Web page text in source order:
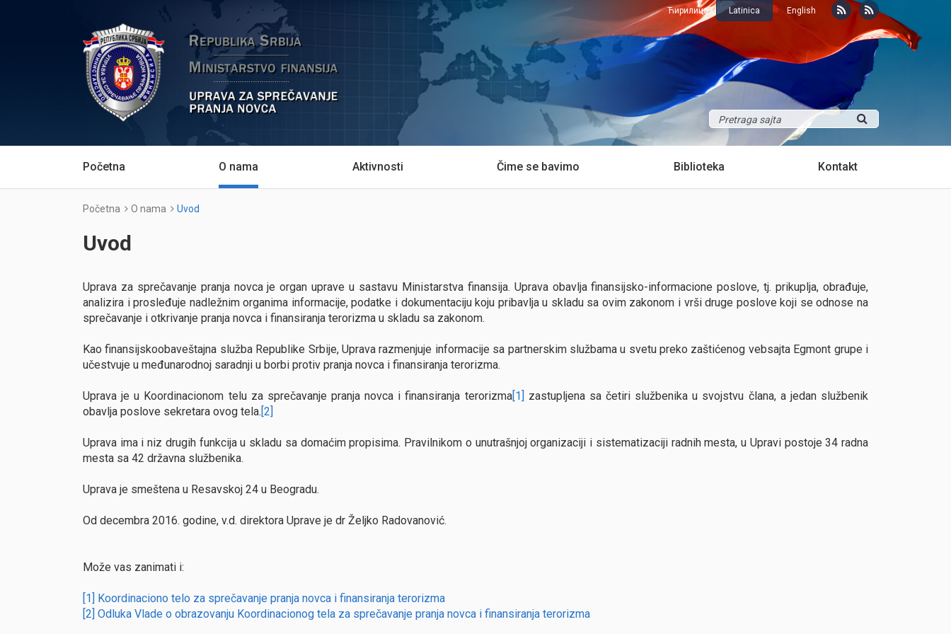
Ћирилица Latinica English
Početna O nama Aktivnosti Čime se bavimo Biblioteka Kontakt
Početna O nama Uvod
Uvod
Uprava za sprečavanje pranja novca je organ uprave u sastavu Ministarstva finansija. Uprava obavlja finansijsko-informacione poslove, tj. prikuplja, obrađuje,
analizira i prosleđuje nadležnim organima informacije, podatke i dokumentaciju koju pribavlja u skladu sa ovim zakonom i vrši druge poslove koji se odnose na
sprečavanje i otkrivanje pranja novca i finansiranja terorizma u skladu sa zakonom.
Kao finansijskoobaveštajna služba Republike Srbije, Uprava razmenjuje informacije sa partnerskim službama u svetu preko zaštićenog vebsajta Egmont grupe i
učestvuje u međunarodnoj saradnji u borbi protiv pranja novca i finansiranja terorizma.
Uprava je u Koordinacionom telu za sprečavanje pranja novca i finansiranja terorizma[1] zastupljena sa četiri službenika u svojstvu člana, a jedan službenik
obavlja poslove sekretara ovog tela.[2]
Uprava ima i niz drugih funkcija u skladu sa domaćim propisima. Pravilnikom o unutrašnjoj organizaciji i sistematizaciji radnih mesta, u Upravi postoje 34 radna
mesta sa 42 državna službenika.
Uprava je smeštena u Resavskoj 24 u Beogradu.
Od decembra 2016. godine, v.d. direktora Uprave je dr Željko Radovanović.
Može vas zanimati i:
[1] Koordinaciono telo za sprečavanje pranja novca i finansiranja terorizma
[2] Odluka Vlade o obrazovanju Koordinacionog tela za sprečavanje pranja novca i finansiranja terorizma